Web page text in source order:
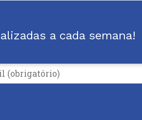
a cada semana!